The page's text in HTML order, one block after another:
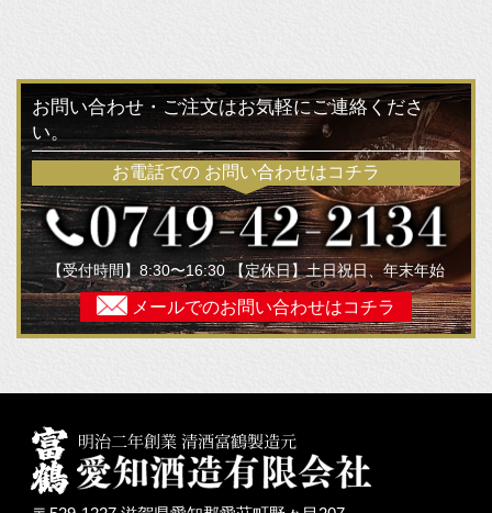
お問い合わせ・ご注文はお気軽にご連絡くださ
い。
お電話での お問い合わせはコチラ
【受付時間】8:30〜16:30 【定休日】土日祝日、年末年始
メールでのお問い合わせはコチラ